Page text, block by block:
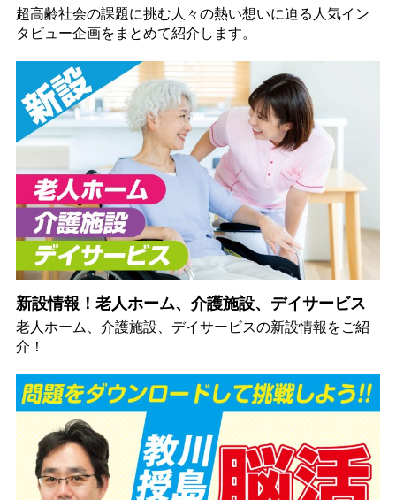
超高齢社会の課題に挑む人々の熱い想いに迫る人気イン
タビュー企画をまとめて紹介します。
新設情報！老人ホーム、介護施設、デイサービス
老人ホーム、介護施設、デイサービスの新設情報をご紹
介！